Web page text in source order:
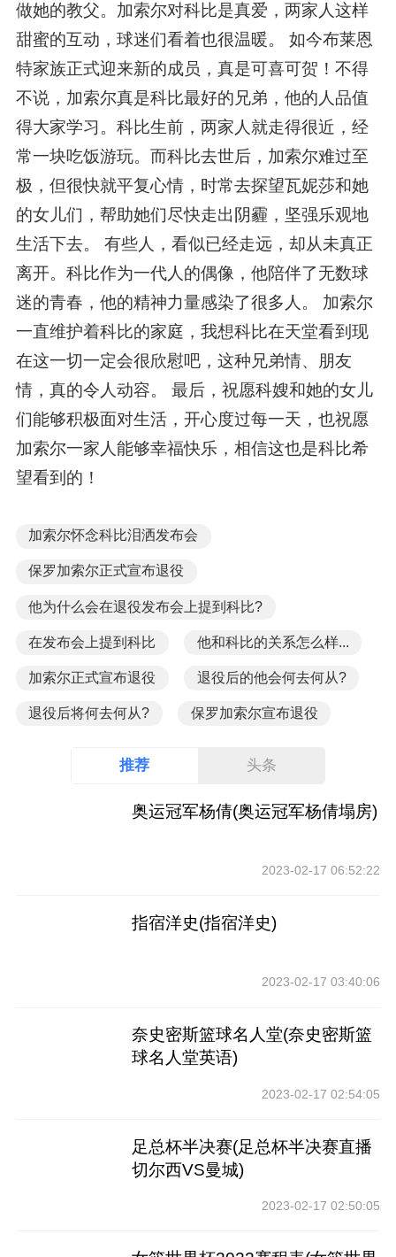
做她的教父。加索尔对科比是真爱，两家人这样
甜蜜的互动，球迷们看着也很温暖。 如今布莱恩
特家族正式迎来新的成员，真是可喜可贺！不得
不说，加索尔真是科比最好的兄弟，他的人品值
得大家学习。科比生前，两家人就走得很近，经
常一块吃饭游玩。而科比去世后，加索尔难过至
极，但很快就平复心情，时常去探望瓦妮莎和她
的女儿们，帮助她们尽快走出阴霾，坚强乐观地
生活下去。 有些人，看似已经走远，却从未真正
离开。科比作为一代人的偶像，他陪伴了无数球
迷的青春，他的精神力量感染了很多人。 加索尔
一直维护着科比的家庭，我想科比在天堂看到现
在这一切一定会很欣慰吧，这种兄弟情、朋友
情，真的令人动容。 最后，祝愿科嫂和她的女儿
们能够积极面对生活，开心度过每一天，也祝愿
加索尔一家人能够幸福快乐，相信这也是科比希
望看到的！
加索尔怀念科比泪洒发布会
保罗加索尔正式宣布退役
他为什么会在退役发布会上提到科比?
在发布会上提到科比 他和科比的关系怎么样...
加索尔正式宣布退役 退役后的他会何去何从?
退役后将何去何从? 保罗加索尔宣布退役
推荐 头条
奥运冠军杨倩(奥运冠军杨倩塌房)
2023-02-17 06:52:22
指宿洋史(指宿洋史)
2023-02-17 03:40:06
奈史密斯篮球名人堂(奈史密斯篮
球名人堂英语)
2023-02-17 02:54:05
足总杯半决赛(足总杯半决赛直播
切尔西VS曼城)
2023-02-17 02:50:05